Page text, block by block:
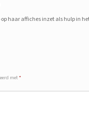
haar affiches inzet als hulp in
met*